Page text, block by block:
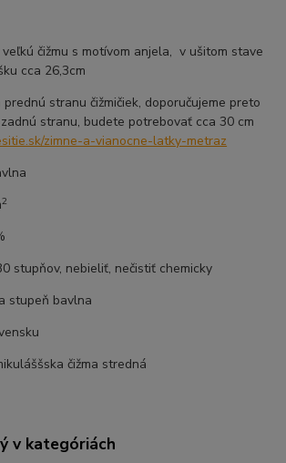
čižmu s motívom anjela, v ušitom stave
cca 26,3cm
stranu čižmičiek, doporučujeme preto
stranu, budete potrebovať cca 30 cm
zimne-a-vianocne-latky-metraz
2
stupňov, nebieliť, nečistiť chemicky
stupeň bavlna
čižma stredná
v kategóriách